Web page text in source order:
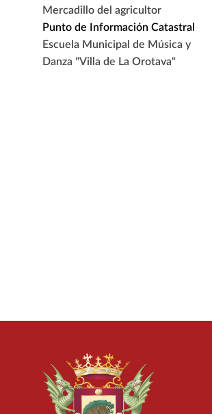
Mercadillo del agricultor
Punto de Información Catastral
Escuela Municipal de Música y
Danza "Villa de La Orotava"